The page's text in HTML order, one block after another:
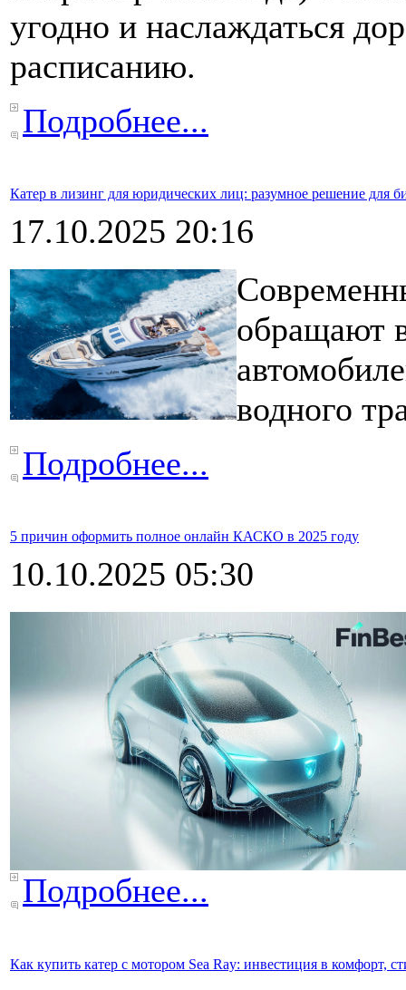
угодно и наслаждаться
расписанию.
Подробнее...
Катер в лизинг для юридических лиц: разумное решение для
17.10.2025 20:16
обращают
водного
Подробнее...
5 причин оформить полное онлайн КАСКО в 2025 году
10.10.2025 05:30
Подробнее...
Как купить катер с мотором Sea Ray: инвестиция в комфорт,